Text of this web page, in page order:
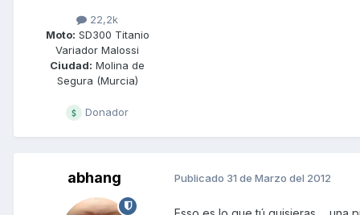
22,2k
Moto: SD300 Titanio
Variador Malossi
Ciudad: Molina de
Segura (Murcia)
Donador
abhang Publicado 31 de Marzo del 2012